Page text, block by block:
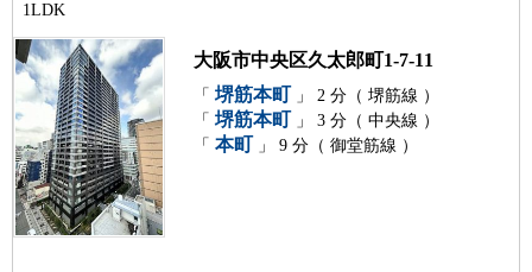
1LDK
大阪市中央区久太郎町1-7-11
「 堺筋本町 」 2 分（ 堺筋線 ）
「 堺筋本町 」 3 分（ 中央線 ）
「 本町 」 9 分（ 御堂筋線 ）